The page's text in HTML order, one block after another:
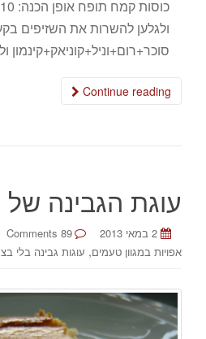
ולגלען להשרות את השזיפים
סוכר+רום+וניל+קוניאק+קינמון
Continue reading
עוגת הגבינה של
2 במאי 2013 89 Comments
אפויות במגוון טעמים, עוגות גבינה בלי